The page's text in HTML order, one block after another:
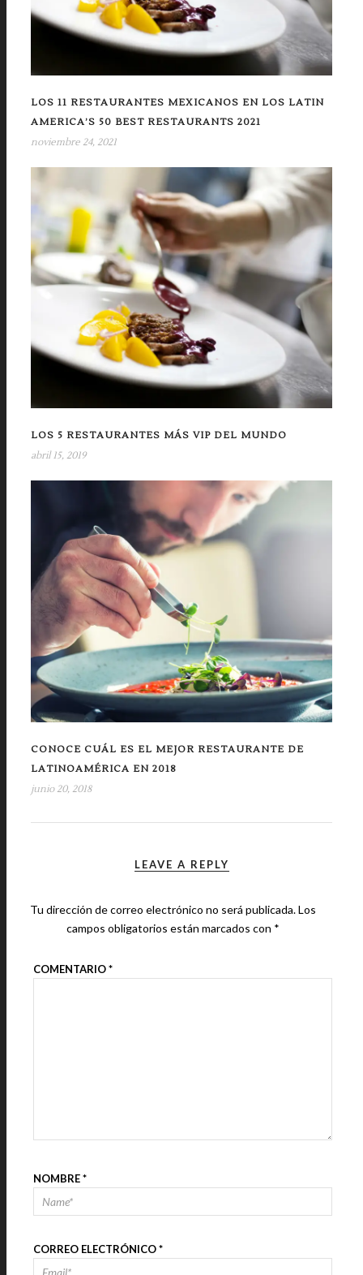
LOS 11 RESTAURANTES MEXICANOS EN LOS LATIN
AMERICA’S 50 BEST RESTAURANTS 2021
noviembre 24, 2021
LOS 5 RESTAURANTES MÁS VIP DEL MUNDO
abril 15, 2019
CONOCE CUÁL ES EL MEJOR RESTAURANTE DE
LATINOAMÉRICA EN 2018
junio 20, 2018
LEAVE A REPLY
Tu dirección de correo electrónico no será publicada.Los
campos obligatorios están marcados con *
COMENTARIO*
NOMBRE*
CORREO ELECTRÓNICO*